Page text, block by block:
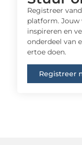
Registreer
platform. Jouw
inspireren en
onderdeel van
ertoe doen.
Registreer